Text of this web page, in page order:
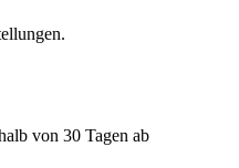
von 30 Tagen ab